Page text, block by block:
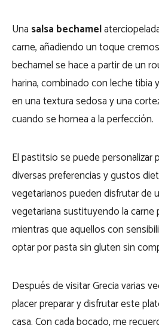
Una salsa bechamel
carne, añadiendo un toque
bechamel se hace a partir de un
harina, combinado con leche tibia
en una textura sedosa y una
cuando se hornea a la perfección.
El pastitsio se puede personalizar
diversas preferencias y gustos
vegetarianos pueden disfrutar de
vegetariana sustituyendo la carne
mientras que aquellos con
optar por pasta sin gluten sin
Después de visitar Grecia varias
placer preparar y disfrutar este
casa. Con cada bocado, me